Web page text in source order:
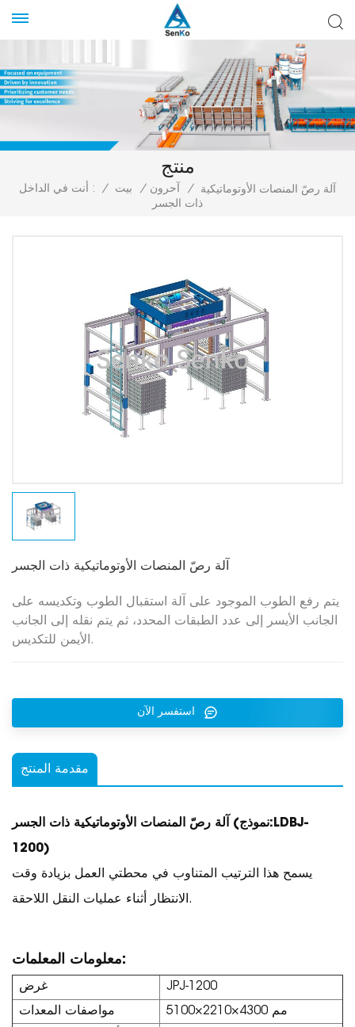
منتج
أنت في الداخل : / بيت / آحرون /
آلة رصّ المنصات الأوتوماتيكية
ذات الجسر
آلة رصّ المنصات الأوتوماتيكية ذات الجسر
يتم رفع الطوب الموجود على آلة استقبال الطوب وتكديسه على
الجانب الأيسر إلى عدد الطبقات المحدد، ثم يتم نقله إلى الجانب
الأيمن للتكديس.
مقدمة المنتج
آلة رصّ المنصات الأوتوماتيكية ذات الجسر (نموذج: LDBJ-
1200)
يسمح هذا الترتيب المتناوب في محطتي العمل بزيادة وقت
الانتظار أثناء عمليات النقل اللاحقة.
معلومات المعلمات:
غرض
JPJ-1200
مواصفات المعدات
5100×2210×4300 مم